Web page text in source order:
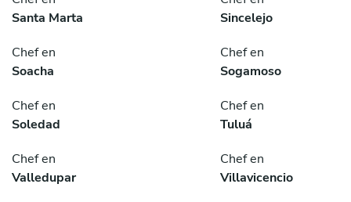
Santa Marta
Sincelejo
Chef en
Soacha
Chef en
Sogamoso
Chef en
Soledad
Chef en
Tuluá
Chef en
Valledupar
Chef en
Villavicencio